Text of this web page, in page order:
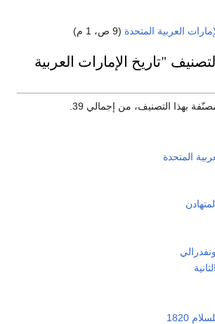
العربية المتحدة (9 ص، 1 م)
"تاريخ الإمارات العربية
المتحدة
1820